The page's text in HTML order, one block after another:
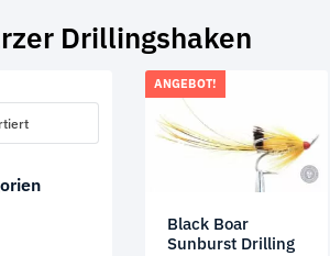
Drillingshaken
ANGEBOT!
Black Boar
Sunburst Drilling